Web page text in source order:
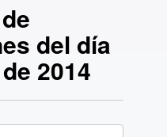
del día
2014